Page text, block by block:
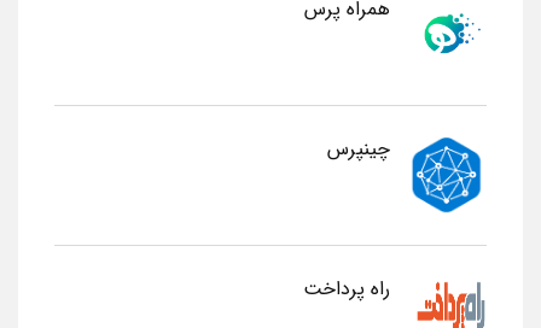
همراه پرس
چینپرس
راه پرداخت